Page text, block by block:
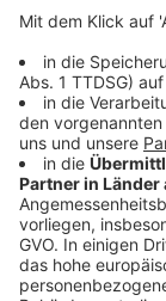
Meldung der
Der Hofgarten
saniert worden:
Anzeige